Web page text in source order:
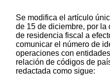
Se modifica el artículo
de 15 de diciembre, por
de residencia fiscal a
comunicar el número de
operaciones con
relación de códigos de
redactada como sigue: